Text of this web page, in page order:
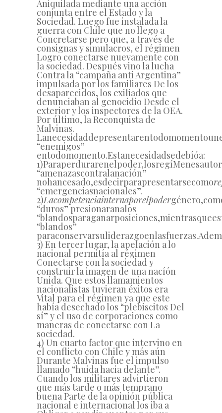
Aniquilada mediante una acción
conjunta entre el Estado y la
Sociedad. Luego fue instalada la
guerra con Chile que no llego a
Concretarse pero que, a través de
consignas y simulacros, el régimen
Logro conectarse nuevamente con
la sociedad. Después vino la lucha
Contra la “campaña anti Argentina”
impulsada por los familiares De los
desaparecidos, los exiliados que
denunciaban al genocidio Desde el
exterior y los inspectores de la OEA.
Por último, la Reconquista de
Malvinas.
Lanecesidaddepresentarentodomomentoun
“enemigos”
entodomomento.Estanecesidadsedebíóa:
1)Paraperdurarenelpoder,losregíMenes
“amenazascontralanacíón”
nohancesado,esdecirparapresentarsecomo
“emergenciasnacionales”.
2)Lacompetenciainternaporelpodergénero,
“duros”presionaranalos
“blandosparaganarposiciones,mientrasque
“blandos”
paraconservarsuliderazgoenlasfuerzas.
3) En tercer lugar, la apelación a lo
nacional permitía al régimen
Conectarse con la sociedad y
construir la imagen de una nacíón
Unida. Que estos llamamientos
nacionalistas tuvieran éxitos era
Vital para el régimen ya que este
había desechado los “plebiscitos Del
sí” y el uso de corporaciones como
maneras de conectarse con La
sociedad.
4) Un cuarto factor que intervino en
el conflicto con Chile y más aún
Durante Malvinas fue el impulso
llamado “huida hacia delante”.
Cuando los militares advirtieron
que más tarde o más temprano
buena Parte de la opinión pública
nacional e internacional los iba a